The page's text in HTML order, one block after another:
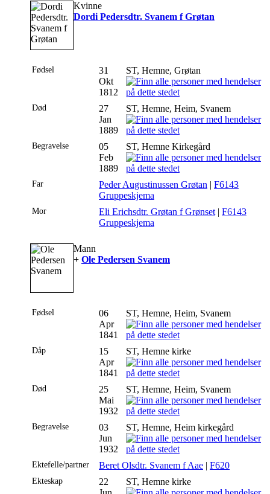
Kvinne
Dordi Pedersdtr. Svanem f Grøtan
Fødsel
31
Okt
1812
ST, Hemne, Grøtan
Død
27
Jan
1889
ST, Hemne, Heim, Svanem
Begravelse
05
Feb
1889
ST, Hemne Kirkegård
Far Peder Augustinussen Grøtan | F6143
Gruppeskjema
Mor Eli Erichsdtr. Grøtan f Grønset| F6143
Gruppeskjema
Mann
+ Ole Pedersen Svanem
Fødsel
06
Apr
1841
ST, Hemne, Heim, Svanem
Dåp
15
Apr
1841
ST, Hemne kirke
Død
25
Mai
1932
ST, Hemne, Heim, Svanem
Begravelse
03
Jun
1932
ST, Hemne, Heim kirkegård
Ektefelle/partner Beret Olsdtr. Svanem f Aae | F620
Ekteskap
22
ST, Hemne kirke